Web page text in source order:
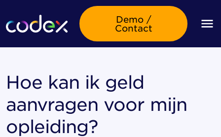
Demo /
Contact
Hoe kan ik geld
aanvragen voor mijn
opleiding?